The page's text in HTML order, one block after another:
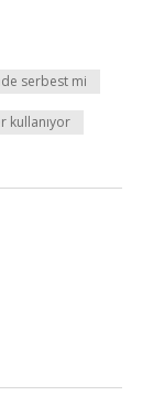
serbest mi
kullanıyor